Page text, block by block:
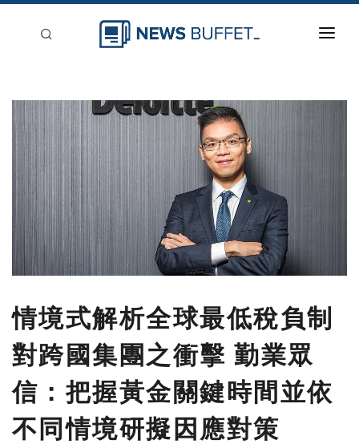
新聞稿分類
登入
刊登
情境式解析全球最低稅負制
對跨國集團之衝擊 勤業眾
信：把握黃金關鍵時間並依
不同情境研擬因應對策